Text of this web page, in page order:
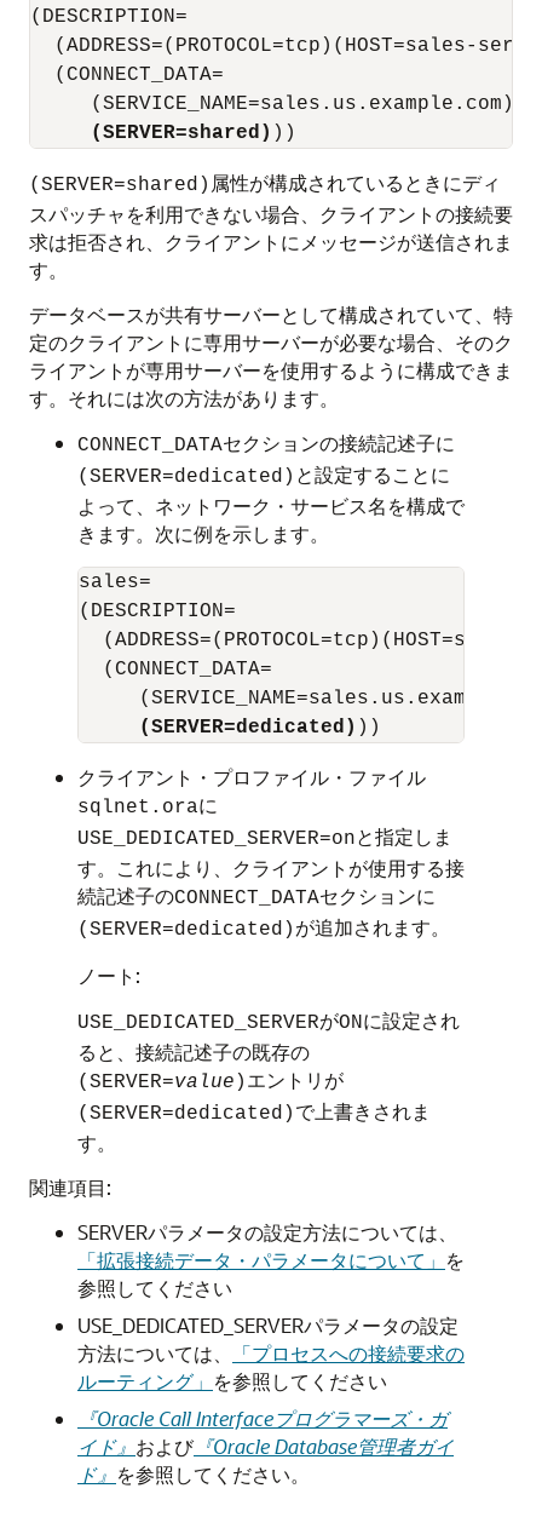
(DESCRIPTION=
(ADDRESS=(PROTOCOL=tcp)(HOST=sales-
  (CONNECT_DATA=
     (SERVICE_NAME=sales.us.example.com)
(SERVER=shared)
(SERVER=shared) 属性が構成されているときにディ
スパッチャを利用できない場合、クライアントの接続要
求は拒否され、クライアントにメッセージが送信されま
す。
データベースが共有サーバーとして構成されていて、特
定のクライアントに専用サーバーが必要な場合、そのク
ライアントが専用サーバーを使用するように構成できま
す。それには次の方法があります。
CONNECT_DATAセクションの接続記述子に
(SERVER=dedicated) と設定することに
よって、ネットワーク・サービス名を構成で
きます。次に例を示します。
sales=
(DESCRIPTION=
(ADDRESS=(PROTOCOL=tcp)(HOST=sales-
  (CONNECT_DATA=
(SERVER=dedicated)
クライアント・プロファイル・ファイル
sqlnet.oraに
USE_DEDICATED_SERVER=onと指定しま
す。これにより、クライアントが使用する接
続記述子のCONNECT_DATAセクションに
(SERVER=dedicated) が追加されます。
ノート:
USE_DEDICATED_SERVERがONに設定され
ると、接続記述子の既存の
(SERVER=value ) エントリが
(SERVER=dedicated) で上書きされま
す。
関連項目:
SERVERパラメータの設定方法については、
「拡張接続データ・パラメータについて」 を
参照してください
USE_DEDICATED_SERVERパラメータの設定
方法については、
「プロセスへの接続要求の
ルーティング」 を参照してください
『Oracle Call Interfaceプログラマーズ・ガ
イド』 および『Oracle Database管理者ガイ
ド』 を参照してください。